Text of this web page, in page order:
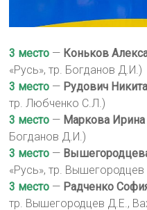
3 место — Коньков
«Русь», тр. Богданов Д.И.)
3 место — Рудович Никита
тр. Любченко С.Л.)
3 место — Маркова Ирина
Богданов Д.И.)
3 место —
«Русь», тр.
3 место — Радченко
тр. Вышегородцев Д.Е.,